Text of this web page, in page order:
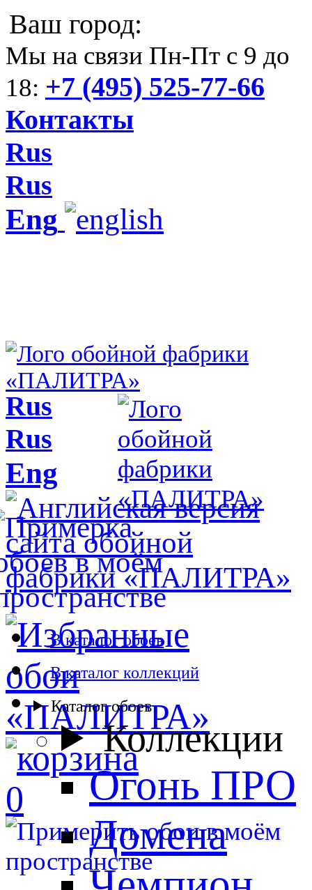
Ваш город:
Мы на связи Пн-Пт с 9 до
18: +7 (495) 525-77-66
Контакты
Rus
Rus
Eng
0
Rus
Rus
Eng
В каталог обоев
В каталог коллекций
Каталог обоев
Коллекции
Огонь ПРО
Домена